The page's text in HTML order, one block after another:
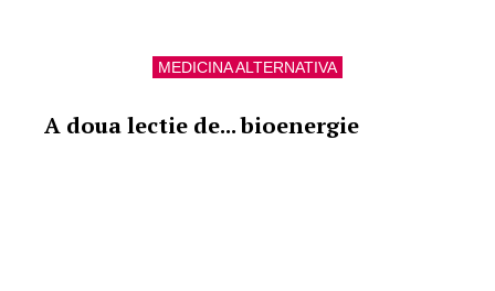
MEDICINA ALTERNATIVA
A doua lectie de... bioenergie